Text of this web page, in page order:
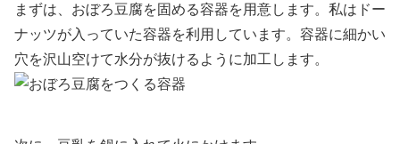
まずは、おぼろ豆腐を固める容器を用意します。私はドー
ナッツが入っていた容器を利用しています。容器に細かい
穴を沢山空けて水分が抜けるように加工します。